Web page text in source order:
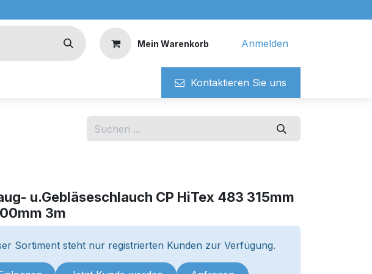
Mein Warenkorb Anmelden
Kontaktieren ​​Si​​e uns
u.Gebläseschlauch CP HiTex 483 315mm
3m
Sortiment steht nur registrierten Kunden zur Verfügung.